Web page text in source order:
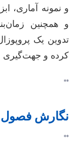
و نمونه آماری،
و همچنین
تدوین یک
کرده و جهت‌گیری
**
نگارش فصول
**